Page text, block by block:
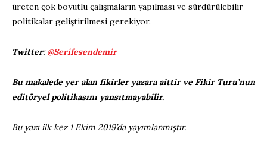
üreten çok boyutlu çalışmaların yapılması ve sürdürülebilir
politikalar geliştirilmesi gerekiyor.
Twitter:@Serifesendemir
Bu makalede yer alan fikirler yazara aittir ve Fikir Turu’nun
editöryel politikasını yansıtmayabilir.
Bu yazı ilk kez 1 Ekim 2019’da yayımlanmıştır.